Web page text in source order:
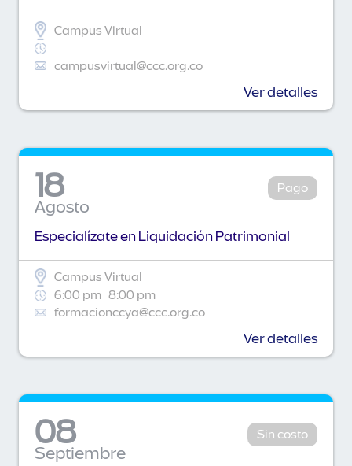
Campus Virtual
campusvirtual@ccc.org.co
Ver detalles
18
Agosto
Pago
Especialízate en Liquidación Patrimonial
Campus Virtual
6:00 pm 8:00 pm
formacionccya@ccc.org.co
Ver detalles
08
Septiembre
Sin costo